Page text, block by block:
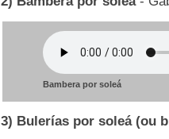
Bambera por soleá
3) Bulerías por soleá (ou